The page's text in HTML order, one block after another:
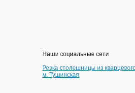
Наши социальные сети
Резка столешницы из
м. Тушинская